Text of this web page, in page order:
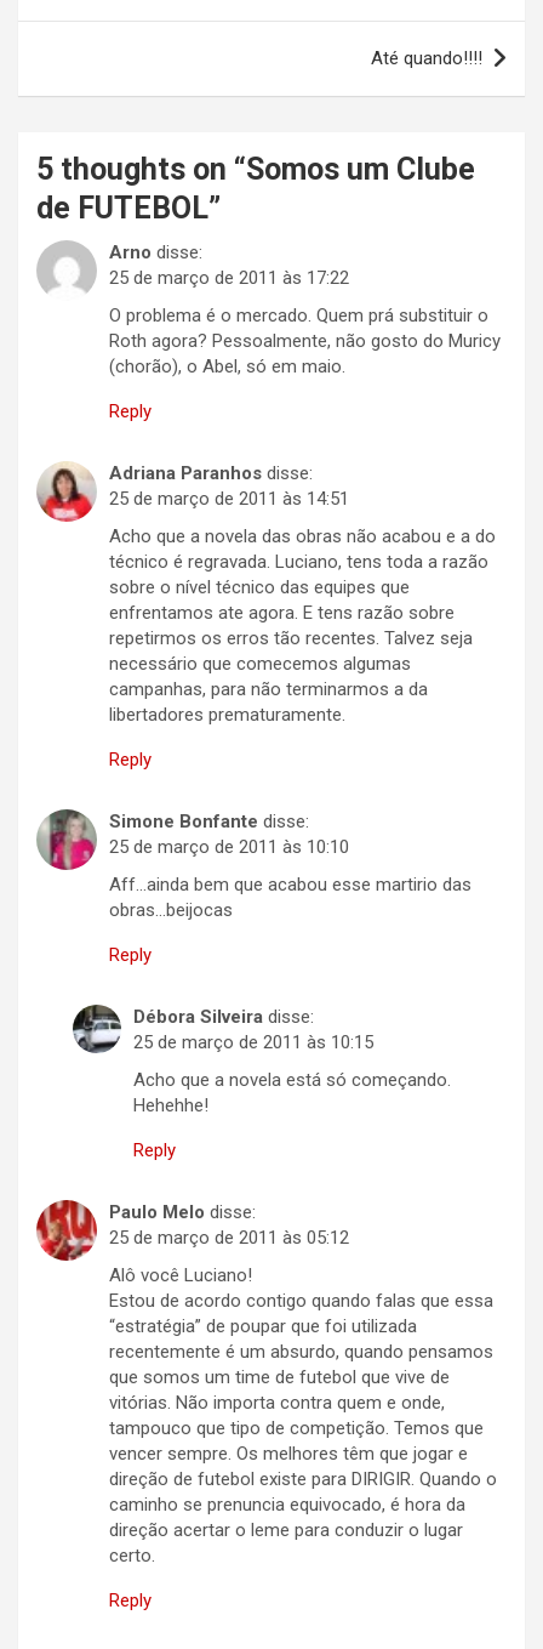
Até quando!!!!
5 thoughts on “Somos um Clube
de FUTEBOL”
Arno disse:
25 de março de 2011 às 17:22
O problema é o mercado. Quem prá substituir o
Roth agora? Pessoalmente, não gosto do Muricy
(chorão), o Abel, só em maio.
Reply
Adriana Paranhos disse:
25 de março de 2011 às 14:51
Acho que a novela das obras não acabou e a do
técnico é regravada. Luciano, tens toda a razão
sobre o nível técnico das equipes que
enfrentamos ate agora. E tens razão sobre
repetirmos os erros tão recentes. Talvez seja
necessário que comecemos algumas
campanhas, para não terminarmos a da
libertadores prematuramente.
Reply
Simone Bonfante disse:
25 de março de 2011 às 10:10
Aff…ainda bem que acabou esse martirio das
obras…beijocas
Reply
Débora Silveira disse:
25 de março de 2011 às 10:15
Acho que a novela está só começando.
Hehehhe!
Reply
Paulo Melo disse:
25 de março de 2011 às 05:12
Alô você Luciano!
Estou de acordo contigo quando falas que essa
“estratégia” de poupar que foi utilizada
recentemente é um absurdo, quando pensamos
que somos um time de futebol que vive de
vitórias. Não importa contra quem e onde,
tampouco que tipo de competição. Temos que
vencer sempre. Os melhores têm que jogar e
direção de futebol existe para DIRIGIR. Quando o
caminho se prenuncia equivocado, é hora da
direção acertar o leme para conduzir o lugar
certo.
Reply